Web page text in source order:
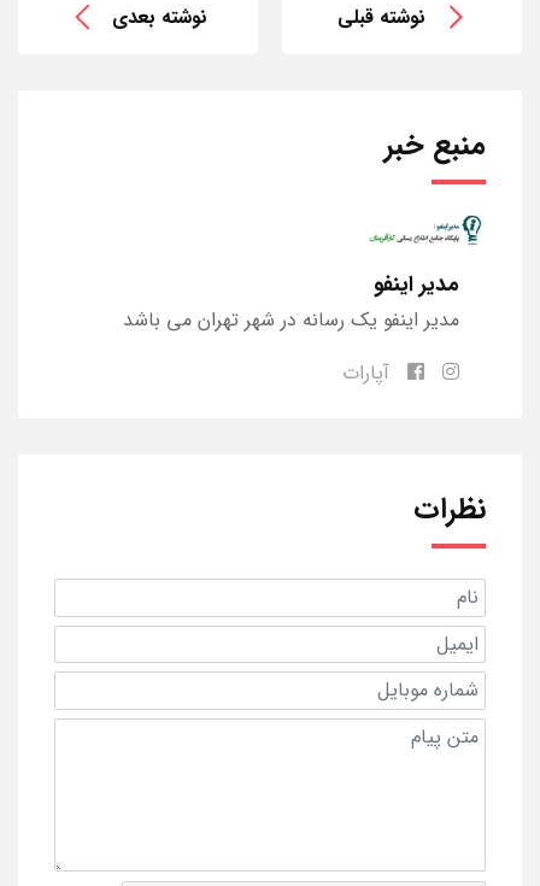
نوشته قبلی نوشته بعدی
منبع خبر
مدیر اینفو
مدیر اینفو یک رسانه در شهر تهران می باشد
آپارات
نظرات